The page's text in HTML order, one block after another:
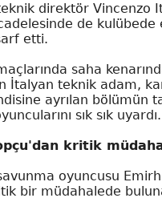
direktör Vincenzo
de kulübede
etti.
saha
İtalyan teknik adam,
ayrılan bölümün
sık sık uyardı.
kritik
oyuncusu
bir müdahalede